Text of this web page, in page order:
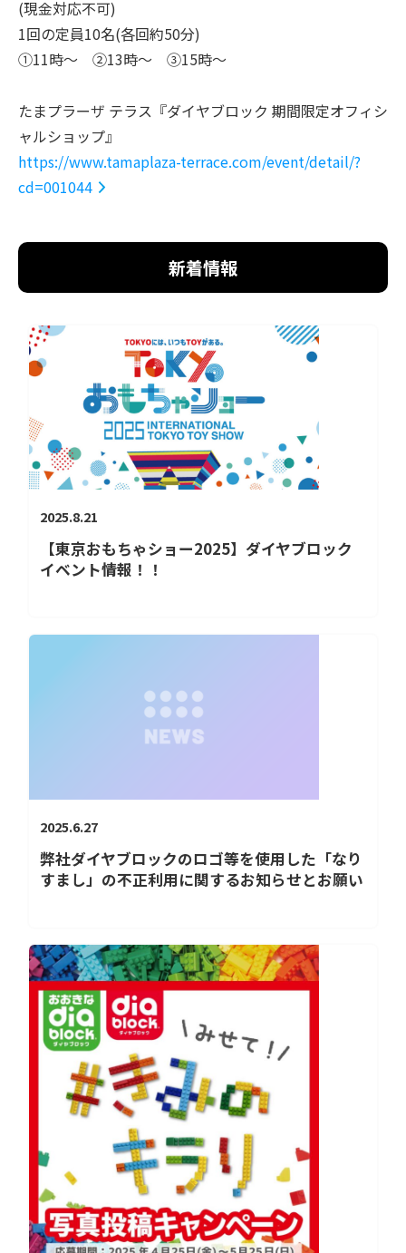
(現金対応不可)
1回の定員10名(各回約50分)
①11時～ ②13時～ ③15時～
たまプラーザ テラス『ダイヤブロック 期間限定オフィシ
ャルショップ』
https://www.tamaplaza-terrace.com/event/detail/?
cd=001044
新着情報
2025.8.21
【東京おもちゃショー2025】ダイヤブロック
イベント情報！！
2025.6.27
弊社ダイヤブロックのロゴ等を使用した「なり
すまし」の不正利用に関するお知らせとお願い